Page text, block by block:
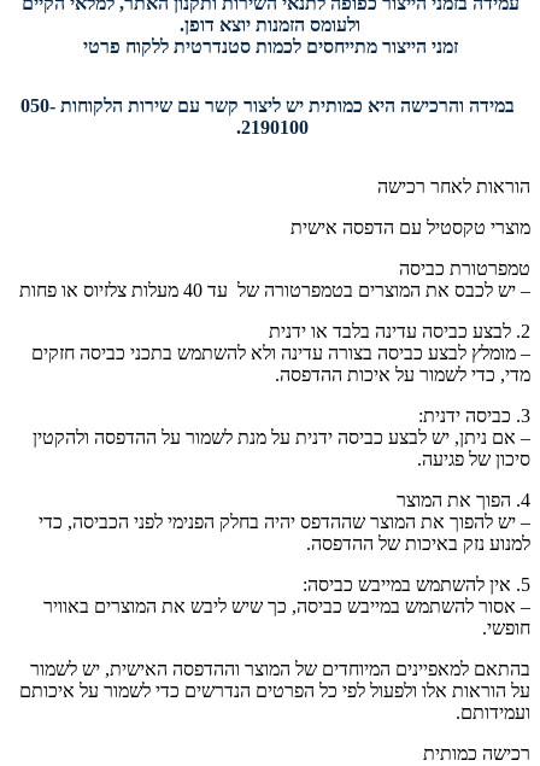
ולעומס הזמנות יוצא דופן.
זמני הייצור מתייחסים לכמות סטנדרטית ללקוח פרטי
במידה והרכישה היא כמותית יש ליצור קשר עם שירות הלקוחות 050-
2190100.
הוראות לאחר רכישה
מוצרי טקסטיל עם הדפסה אישית
טמפרטורת כביסה
– יש לכבס את המוצרים בטמפרטורה של עד 40 מעלות צלזיוס או פחות
2. לבצע כביסה עדינה בלבד או ידנית
– מומלץ לבצע כביסה בצורה עדינה ולא להשתמש בתכני כביסה חזקים
מדי, כדי לשמור על איכות ההדפסה.
3. כביסה ידנית:
– אם ניתן, יש לבצע כביסה ידנית על מנת לשמור על ההדפסה ולהקטין
סיכון של פגיעה.
4. הפוך את המוצר
– יש להפוך את המוצר שההדפס יהיה בחלק הפנימי לפני הכביסה, כדי
למנוע נזק באיכות של ההדפסה.
5. אין להשתמש במייבש כביסה:
– אסור להשתמש במייבש כביסה, כך שיש ליבש את המוצרים באוויר
חופשי.
בהתאם למאפיינים המיוחדים של המוצר וההדפסה האישית, יש לשמור
על הוראות אלו ולפעול לפי כל הפרטים הנדרשים כדי לשמור על איכותם
ועמידותם.
רכישה כמותית